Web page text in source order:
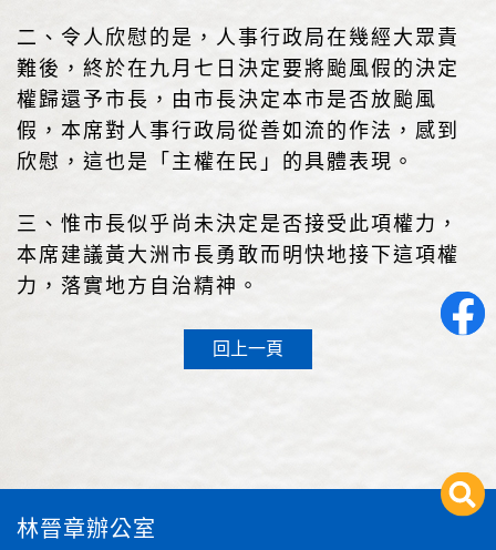
二、令人欣慰的是，人事行政局在幾經大眾責
難後，終於在九月七日決定要將颱風假的決定
權歸還予市長，由市長決定本市是否放颱風
假，本席對人事行政局從善如流的作法，感到
欣慰，這也是「主權在民」的具體表現。
三、惟市長似乎尚未決定是否接受此項權力，
本席建議黃大洲市長勇敢而明快地接下這項權
力，落實地方自治精神。
回上一頁
林晉章辦公室